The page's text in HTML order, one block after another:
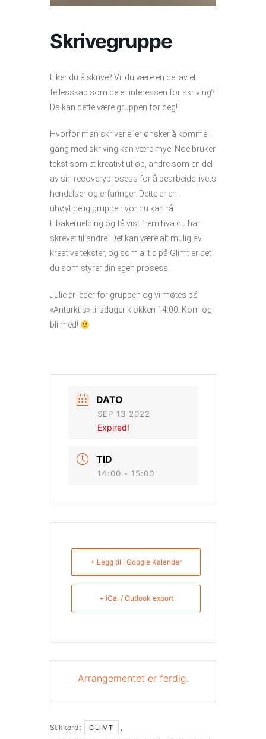
Skrivegruppe
Liker du å skrive? Vil du være en del av et
fellesskap som deler interessen for skriving?
Da kan dette være gruppen for deg!
Hvorfor man skriver eller ønsker å komme i
gang med skriving kan være mye. Noe bruker
tekst som et kreativt utløp, andre som en del
av sin recoveryprosess for å bearbeide livets
hendelser og erfaringer. Dette er en
uhøytidelig gruppe hvor du kan få
tilbakemelding og få vist frem hva du har
skrevet til andre. Det kan være alt mulig av
kreative tekster, og som alltid på Glimt er det
du som styrer din egen prosess.
Julie er leder for gruppen og vi møtes på
«Antarktis» tirsdager klokken 14:00. Kom og
bli med!
DATO
SEP 13 2022
Expired!
TID
14:00 - 15:00
+ Legg til i Google Kalender
+ iCal / Outlook export
Arrangementet er ferdig.
Stikkord: GLIMT ,